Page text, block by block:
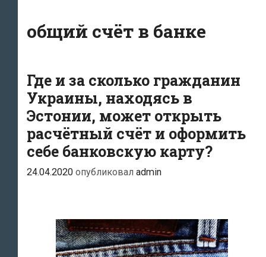
общий счёт в банке
Где и за сколько гражданин
Украины, находясь в
Эстонии, может открыть
расчётный счёт и оформить
себе банковскую карту?
24.04.2020 опубликовал admin